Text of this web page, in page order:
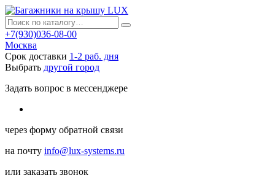
+7(930)036-08-00
Москва
Срок доставки 1-2 раб. дня
Выбрать другой город
Задать вопрос в мессенджере
через форму обратной связи
на почту info@lux-systems.ru
или заказать звонок